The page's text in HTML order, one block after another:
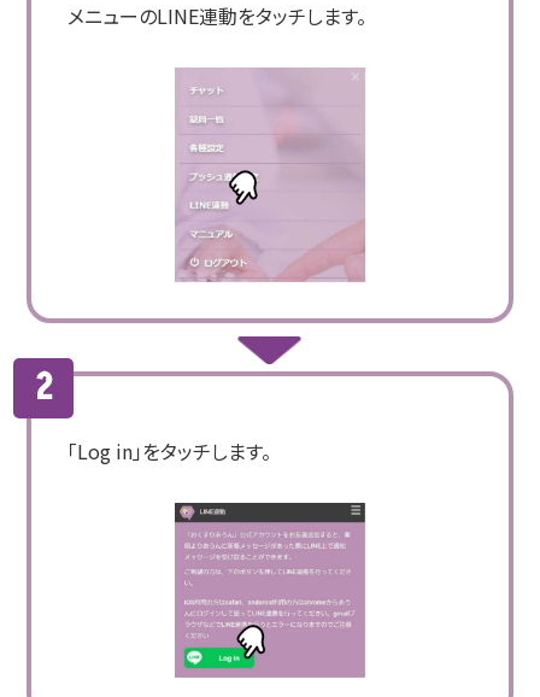
メニューのLINE連動をタッチします。
「Log in」をタッチします。